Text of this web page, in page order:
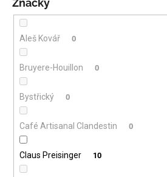
Značky
Aleš Kovář 0
Bruyere-Houillon 0
Bystřický 0
Café Artisanal Clandestin 0
Claus Preisinger 10